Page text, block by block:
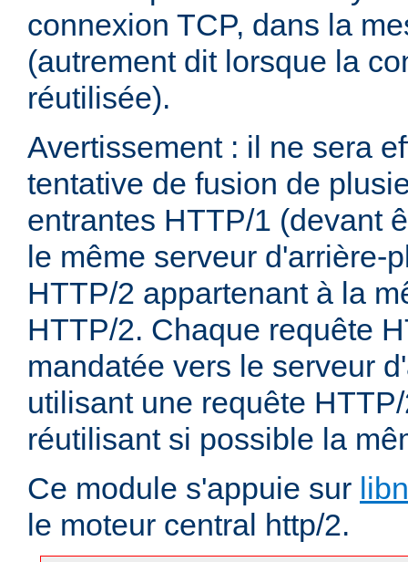
connexion TCP, dans la
(autrement dit lorsque la
réutilisée).
Avertissement : il ne sera
tentative de fusion de
entrantes HTTP/1 (devant
le même serveur d'arrière-
HTTP/2 appartenant à la
HTTP/2. Chaque requête
mandatée vers le serveur
utilisant une requête
réutilisant si possible la
Ce module s'appuie sur
le moteur central http/2.